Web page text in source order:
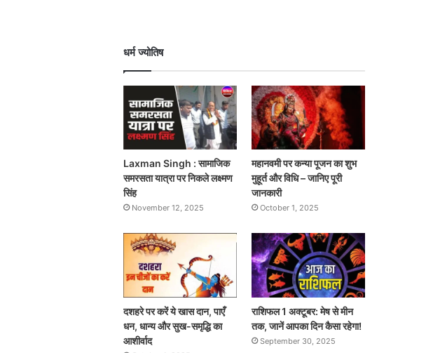
धर्म ज्योतिष
Laxman Singh : सामाजिक
समरसता यात्रा पर निकले लक्ष्मण
सिंह
November 12, 2025
महानवमी पर कन्या पूजन का शुभ
मुहूर्त और विधि – जानिए पूरी
जानकारी
October 1, 2025
दशहरे पर करें ये खास दान, पाएँ
धन, धान्य और सुख-समृद्धि का
आशीर्वाद
राशिफल 1 अक्टूबर: मेष से मीन
तक, जानें आपका दिन कैसा रहेगा!
September 30, 2025